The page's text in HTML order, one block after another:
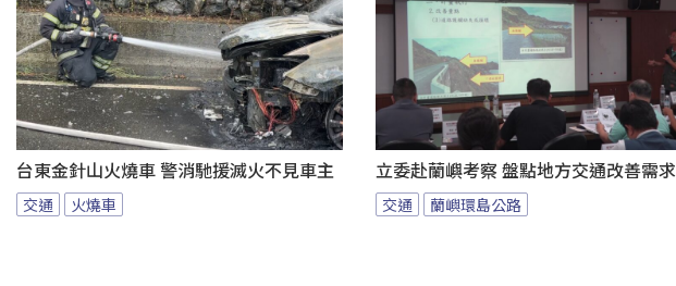
台東金針山火燒車 警消馳援滅火不見車主
交通 火燒車
立委赴蘭嶼考察 盤點地方交通改善需求
交通 蘭嶼環島公路